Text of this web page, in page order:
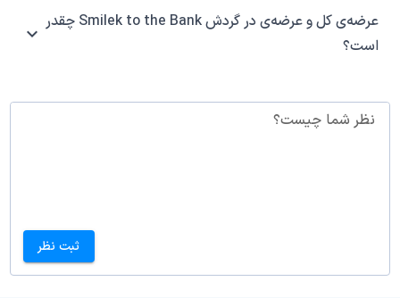
عرضه‌ی کل و عرضه‌ی در گردش Smilek to the Bank چقدر
است؟
نظر شما چیست؟
ثبت نظر